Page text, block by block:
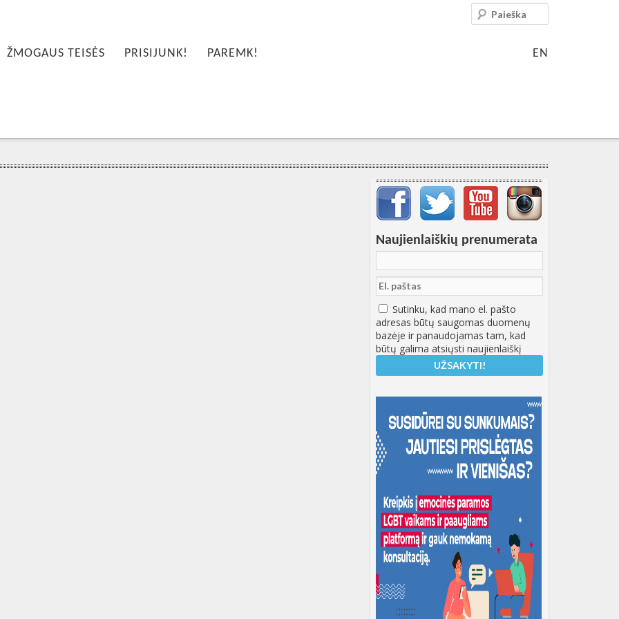
ŽMOGAUS TEISĖS PRISIJUNK! PAREMK! EN
Paieška
Svarbių įrašų meniu
Naujienlaiškių prenumerata
Sutinku, kad mano el. pašto
adresas būtų saugomas duomenų
bazėje ir panaudojamas tam, kad
būtų galima atsiųsti naujienlaiškį